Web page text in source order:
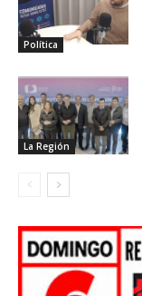
Política
La Región